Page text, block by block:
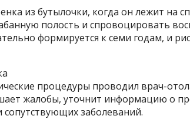
из бутылочки, когда он лежит на
полость и спровоцировать
формируется к семи годам, и
процедуры проводил врач-
жалобы, уточнит информацию о
заболеваний.